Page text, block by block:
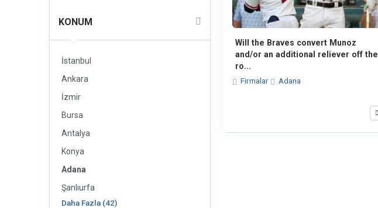
KONUM
İstanbul
Ankara
İzmir
Bursa
Antalya
Konya
Adana
Şanlıurfa
Daha Fazla (42)
Will the Braves convert Munoz
and/or an additional reliever off the
ro...
Firmalar
Adana